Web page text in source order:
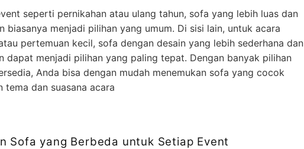
seperti pernikahan atau ulang tahun, sofa yang lebih luas dan
biasanya menjadi pilihan yang umum. Di sisi lain, untuk acara
pertemuan kecil, sofa dengan desain yang lebih sederhana dan
dapat menjadi pilihan yang paling tepat. Dengan banyak pilihan
Anda bisa dengan mudah menemukan sofa yang cocok
tema dan suasana acara
Sofa yang Berbeda untuk Setiap Event